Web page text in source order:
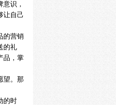
识，
让自己
的营销
的礼
品，掌
望。那
的时